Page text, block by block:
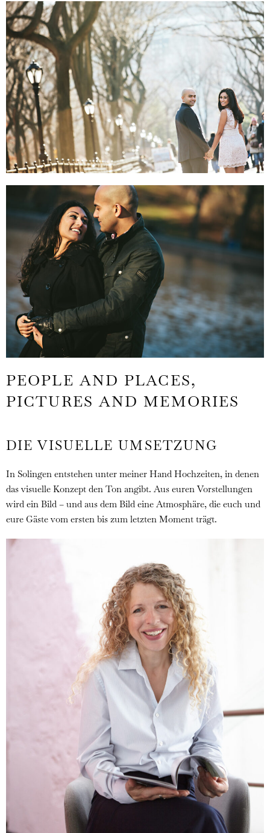
PEOPLE AND PLACES,
PICTURES AND MEMORIES
DIE VISUELLE UMSETZUNG
In Solingen entstehen unter meiner Hand Hochzeiten, in denen
das visuelle Konzept den Ton angibt. Aus euren Vorstellungen
wird ein Bild – und aus dem Bild eine Atmosphäre, die euch und
eure Gäste vom ersten bis zum letzten Moment trägt.